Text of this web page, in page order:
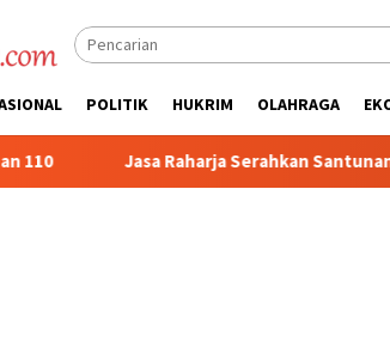
POLITIK HUKRIM OLAHRAGA
Serahkan Santunan kepada Ahli Waris